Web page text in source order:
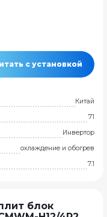
с установкой
Китай
71
Инвертор
охлаждение и обогрев
7.1
блок